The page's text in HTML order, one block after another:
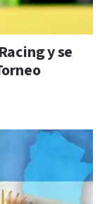
y se